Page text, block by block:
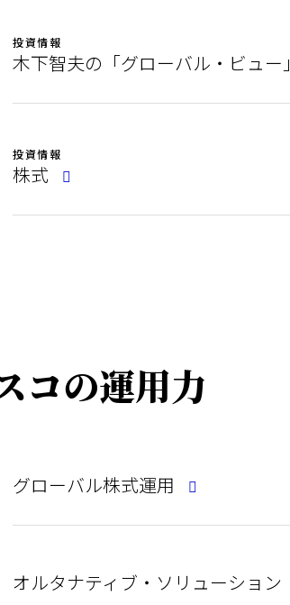
投資情報
木下智夫の「グローバル・ビュー」
投資情報
株式
コの運用力
グローバル株式運用
オルタナティブ・ソリューション